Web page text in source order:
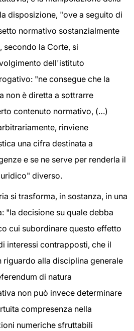
disposizione, "ove a seguito di
normativo sostanzialmente
secondo la Corte, si
dell'istituto
"ne consegue che la
non è diretta a sottrarre
contenuto normativo, (…)
rinviene
una cifra destinata a
e se ne serve per renderla il
diverso.
si trasforma, in sostanza, in una
"la decisione su quale debba
cui subordinare questo effetto
interessi contrapposti, che il
alla disciplina generale
di natura
non può invece determinare
compresenza nella
numeriche sfruttabili